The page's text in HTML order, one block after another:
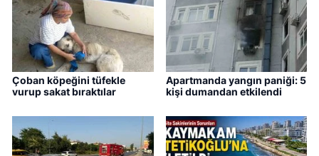
Çoban köpeğini tüfekle
vurup sakat bıraktılar
Apartmanda yangın paniği: 5
kişi dumandan etkilendi